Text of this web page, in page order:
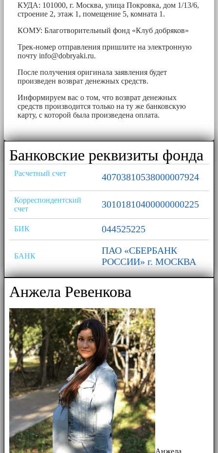
КУДА: 101000, г. Москва, улица Покровка, дом 1/13/6,
строение 2, этаж 1, помещение 5, комната 1.
КОМУ: Благотворительный фонд «Клуб добряков»
Трек-номер отправления пришлите на электронную
почту info@dobryaki.ru.
После получения оригинала заявления будет
произведен возврат денежных средств.
Информируем вас о том, что возврат денежных
средств производится только на ту же банковскую
карту, с которой была произведена оплата.
Банковские реквизиты фонда
Расчетный счет 40703810538000007924
Корреспондентский
счет
30101810400000000225
БИК 044525225
БАНК
ПАО «СБЕРБАНК
РОССИИ» г. МОСКВА
Анжела Ревенкова
Анжела